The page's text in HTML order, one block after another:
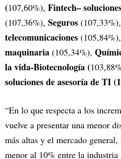
(107,60%), Fintech–
(107,36%), Seguros (107,33%),
telecomunicaciones (105,84%),
maquinaria (105,34%),
la vida-Biotecnología (
soluciones de asesoría de TI
“En lo que respecta a los
vuelve a presentar una menor
más altas y el mercado
menor al 10% entre la